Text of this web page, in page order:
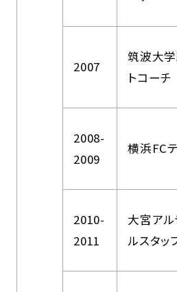
2007
筑波大
トコーチ
2008-
2009
横浜FC
2010-
2011
大宮アル
ルスタッ